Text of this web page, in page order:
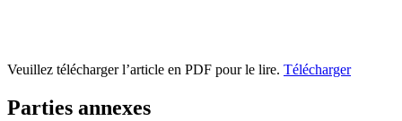
Veuillez télécharger l’article en PDF pour le lire. Télécharger
Parties annexes